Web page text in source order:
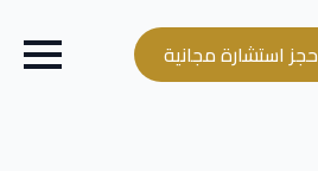
حجز استشارة مجانية